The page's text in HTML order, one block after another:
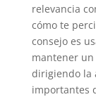
relevancia
cómo te
consejo es
mantener
dirigiendo la
importantes